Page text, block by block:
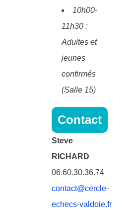
10h00-
11h30 :
Adultes et
jeunes
confirmés
(Salle 15)
Contact
Steve
RICHARD
06.60.30.36.74
contact@cercle-
echecs-valdoie.fr